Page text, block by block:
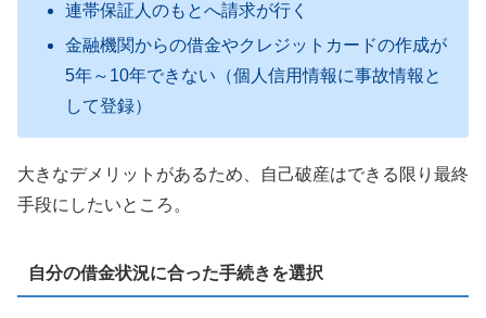
連帯保証人のもとへ請求が行く
金融機関からの借金やクレジットカードの作成が
5年～10年できない（個人信用情報に事故情報と
して登録）
大きなデメリットがあるため、自己破産はできる限り最終
手段にしたいところ。
自分の借金状況に合った手続きを選択